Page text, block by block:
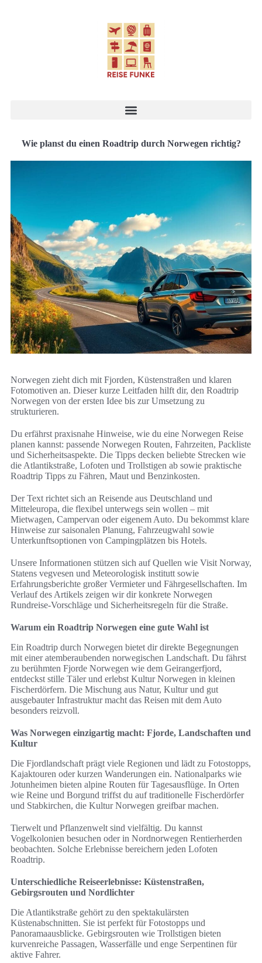
Wie planst du einen Roadtrip durch Norwegen richtig?
Norwegen zieht dich mit Fjorden, Küstenstraßen und klaren
Fotomotiven an. Dieser kurze Leitfaden hilft dir, den Roadtrip
Norwegen von der ersten Idee bis zur Umsetzung zu
strukturieren.
Du erfährst praxisnahe Hinweise, wie du eine Norwegen Reise
planen kannst: passende Norwegen Routen, Fahrzeiten, Packliste
und Sicherheitsaspekte. Die Tipps decken beliebte Strecken wie
die Atlantikstraße, Lofoten und Trollstigen ab sowie praktische
Roadtrip Tipps zu Fähren, Maut und Benzinkosten.
Der Text richtet sich an Reisende aus Deutschland und
Mitteleuropa, die flexibel unterwegs sein wollen – mit
Mietwagen, Campervan oder eigenem Auto. Du bekommst klare
Hinweise zur saisonalen Planung, Fahrzeugwahl sowie
Unterkunftsoptionen von Campingplätzen bis Hotels.
Unsere Informationen stützen sich auf Quellen wie Visit Norway,
Statens vegvesen und Meteorologisk institutt sowie
Erfahrungsberichte großer Vermieter und Fährgesellschaften. Im
Verlauf des Artikels zeigen wir dir konkrete Norwegen
Rundreise-Vorschläge und Sicherheitsregeln für die Straße.
Warum ein Roadtrip Norwegen eine gute Wahl ist
Ein Roadtrip durch Norwegen bietet dir direkte Begegnungen
mit einer atemberaubenden norwegischen Landschaft. Du fährst
zu berühmten Fjorde Norwegen wie dem Geirangerfjord,
entdeckst stille Täler und erlebst Kultur Norwegen in kleinen
Fischerdörfern. Die Mischung aus Natur, Kultur und gut
ausgebauter Infrastruktur macht das Reisen mit dem Auto
besonders reizvoll.
Was Norwegen einzigartig macht: Fjorde, Landschaften und
Kultur
Die Fjordlandschaft prägt viele Regionen und lädt zu Fotostopps,
Kajaktouren oder kurzen Wanderungen ein. Nationalparks wie
Jotunheimen bieten alpine Routen für Tagesausflüge. In Orten
wie Reine und Borgund triffst du auf traditionelle Fischerdörfer
und Stabkirchen, die Kultur Norwegen greifbar machen.
Tierwelt und Pflanzenwelt sind vielfältig. Du kannst
Vogelkolonien besuchen oder in Nordnorwegen Rentierherden
beobachten. Solche Erlebnisse bereichern jeden Lofoten
Roadtrip.
Unterschiedliche Reiseerlebnisse: Küstenstraßen,
Gebirgsrouten und Nordlichter
Die Atlantikstraße gehört zu den spektakulärsten
Küstenabschnitten. Sie ist perfekt für Fotostopps und
Panoramaausblicke. Gebirgsrouten wie Trollstigen bieten
kurvenreiche Passagen, Wasserfälle und enge Serpentinen für
aktive Fahrer.